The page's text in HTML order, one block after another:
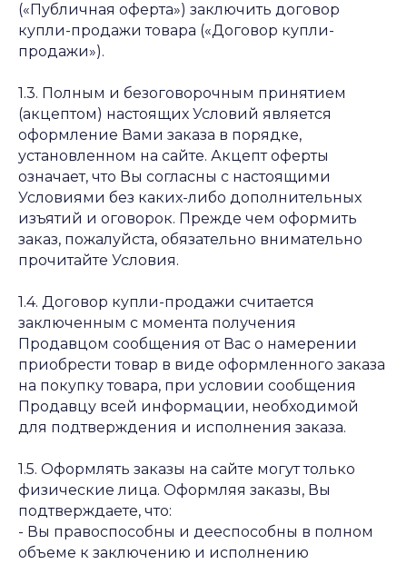
(«Публичная оферта») заключить договор
купли-продажи товара («Договор купли-
продажи»).
1.3. Полным и безоговорочным принятием
(акцептом) настоящих Условий является
оформление Вами заказа в порядке,
установленном на сайте. Акцепт оферты
означает, что Вы согласны с настоящими
Условиями без каких-либо дополнительных
изъятий и оговорок. Прежде чем оформить
заказ, пожалуйста, обязательно внимательно
прочитайте Условия.
1.4. Договор купли-продажи считается
заключенным с момента получения
Продавцом сообщения от Вас о намерении
приобрести товар в виде оформленного заказа
на покупку товара, при условии сообщения
Продавцу всей информации, необходимой
для подтверждения и исполнения заказа.
1.5. Оформлять заказы на сайте могут только
физические лица. Оформляя заказы, Вы
подтверждаете, что:
- Вы правоспособны и дееспособны в полном
объеме к заключению и исполнению